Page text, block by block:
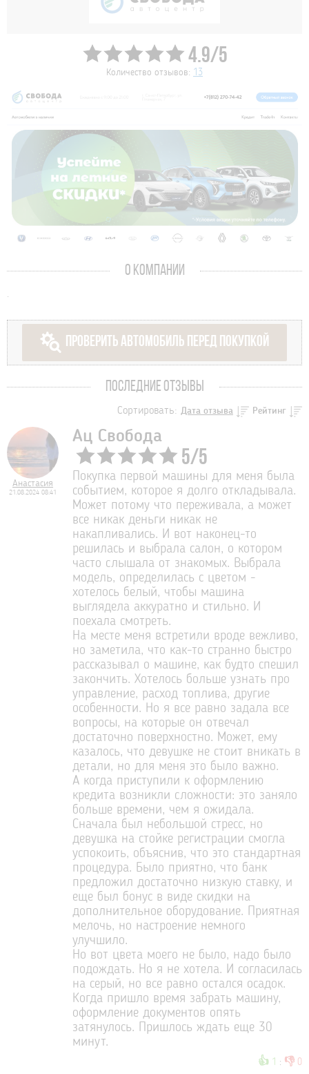
4.9/5
Количество отзывов: 13
О КОМПАНИИ
.
ПРОВЕРИТЬ АВТОМОБИЛЬ ПЕРЕД ПОКУПКОЙ
ПОСЛЕДНИЕ ОТЗЫВЫ
Сортировать: Дата отзыва Рейтинг
Анастасия
21.08.2024 08:41
Ац Свобода
5/5
Покупка первой машины для меня была
событием, которое я долго откладывала.
Может потому что переживала, а может
все никак деньги никак не
накапливались. И вот наконец-то
решилась и выбрала салон, о котором
часто слышала от знакомых. Выбрала
модель, определилась с цветом -
хотелось белый, чтобы машина
выглядела аккуратно и стильно. И
поехала смотреть.
На месте меня встретили вроде вежливо,
но заметила, что как-то странно быстро
рассказывал о машине, как будто спешил
закончить. Хотелось больше узнать про
управление, расход топлива, другие
особенности. Но я все равно задала все
вопросы, на которые он отвечал
достаточно поверхностно. Может, ему
казалось, что девушке не стоит вникать в
детали, но для меня это было важно.
А когда приступили к оформлению
кредита возникли сложности: это заняло
больше времени, чем я ожидала.
Сначала был небольшой стресс, но
девушка на стойке регистрации смогла
успокоить, объяснив, что это стандартная
процедура. Было приятно, что банк
предложил достаточно низкую ставку, и
еще был бонус в виде скидки на
дополнительное оборудование. Приятная
мелочь, но настроение немного
улучшило.
Но вот цвета моего не было, надо было
подождать. Но я не хотела. И согласилась
на серый, но все равно остался осадок.
Когда пришло время забрать машину,
оформление документов опять
затянулось. Пришлось ждать еще 30
минут.
👍 1 : 👎 0